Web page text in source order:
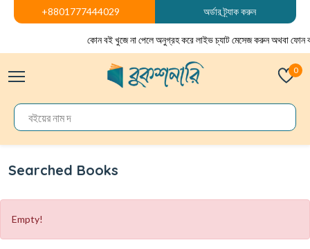
+8801777444029 অর্ডার ট্র্যাক করুন
কোন বই খুজে না পেলে অনুগ্রহ করে লাইভ চ্যাট মেসেজ করুন অথবা ফোন
0
Searched Books
Empty!